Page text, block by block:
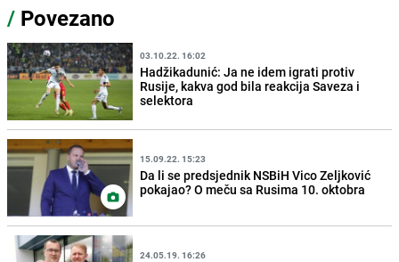
/ Povezano
03.10.22. 16:02
Hadžikadunić: Ja ne idem igrati protiv
Rusije, kakva god bila reakcija Saveza i
selektora
15.09.22. 15:23
Da li se predsjednik NSBiH Vico Zeljković
pokajao? O meču sa Rusima 10. oktobra
24.05.19. 16:26